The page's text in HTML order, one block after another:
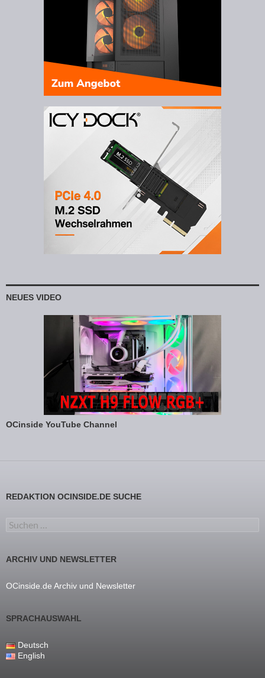
NEUES VIDEO
OCinside YouTube Channel
REDAKTION OCINSIDE.DE SUCHE
Suchen nach:
ARCHIV UND NEWSLETTER
OCinside.de Archiv und Newsletter
SPRACHAUSWAHL
Deutsch
English